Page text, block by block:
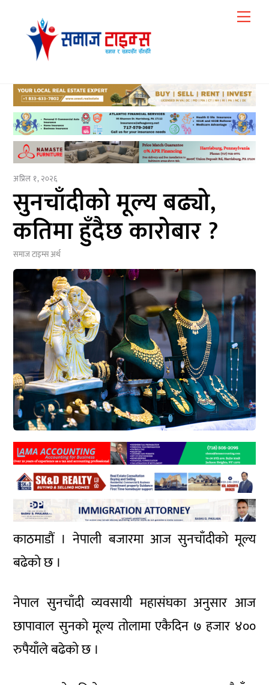
content
अप्रिल १, २०२६
सुनचाँदीको मूल्य बढ्यो,
कतिमा हुँदैछ कारोबार ?
समाज टाइम्सअर्थ
काठमाडौं । नेपाली बजारमा आज सुनचाँदीको मूल्य
बढेको छ ।
नेपाल सुनचाँदी व्यवसायी महासंघका अनुसार आज
छापावाल सुनको मूल्य तोलामा एकैदिन ७ हजार ४००
रुपैयाँले बढेको छ ।